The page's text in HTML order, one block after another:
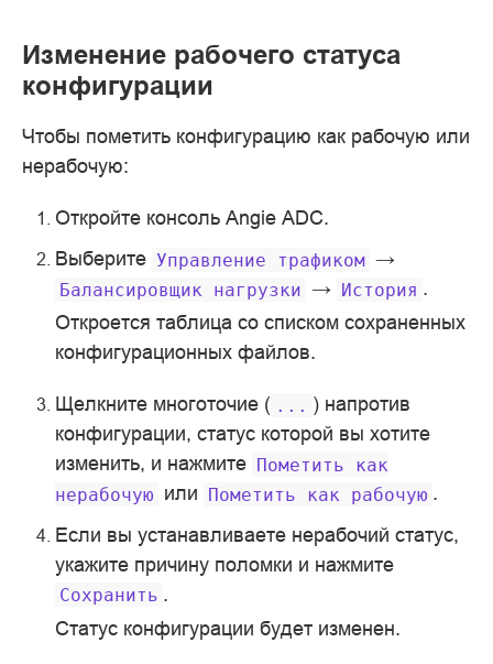
Изменение рабочего статуса
конфигурации
Чтобы пометить конфигурацию как рабочую или
нерабочую:
Откройте консоль Angie ADC.
Выберите Управление трафиком →
Балансировщик нагрузки → История .
Откроется таблица со списком сохраненных
конфигурационных файлов.
Щелкните многоточие ( ... ) напротив
конфигурации, статус которой вы хотите
изменить, и нажмите Пометить
как
нерабочую или Пометить как рабочую .
Если вы устанавливаете нерабочий статус,
укажите причину поломки и нажмите
Сохранить .
Статус конфигурации будет изменен.